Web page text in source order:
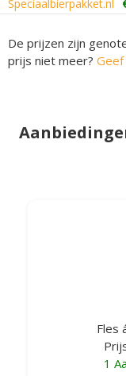
Speciaalbierpakket.nl
De prijzen zijn
prijs niet meer?
Fles
1